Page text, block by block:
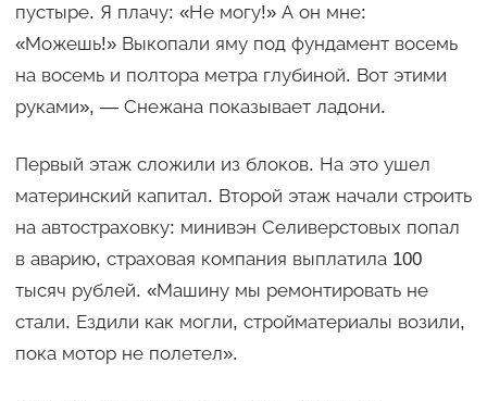
пустыре. Я плачу: «Не могу!» А он мне:
«Можешь!» Выкопали яму под фундамент восемь
на восемь и полтора метра глубиной. Вот этими
руками», — Снежана показывает ладони.
Первый этаж сложили из блоков. На это ушел
материнский капитал. Второй этаж начали строить
на автостраховку: минивэн Селиверстовых попал
в аварию, страховая компания выплатила 100
тысяч рублей. «Машину мы ремонтировать не
стали. Ездили как могли, стройматериалы возили,
пока мотор не полетел».